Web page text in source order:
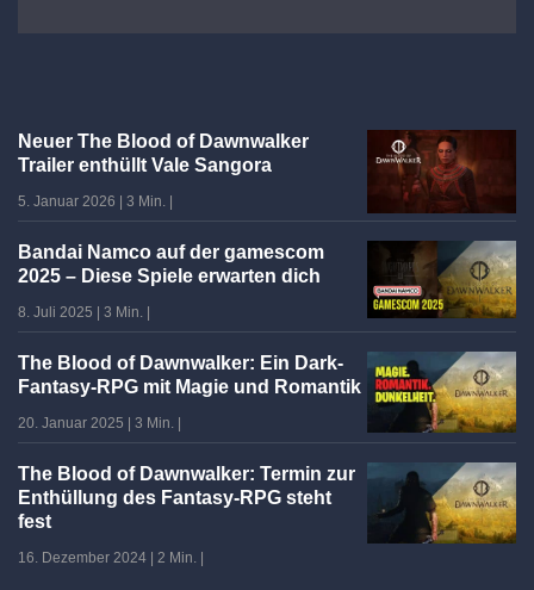
Neuer The Blood of Dawnwalker
Trailer enthüllt Vale Sangora
5. Januar 2026 | 3 Min. |
Bandai Namco auf der gamescom
2025 – Diese Spiele erwarten dich
8. Juli 2025 | 3 Min. |
The Blood of Dawnwalker: Ein Dark-
Fantasy-RPG mit Magie und Romantik
20. Januar 2025 | 3 Min. |
The Blood of Dawnwalker: Termin zur
Enthüllung des Fantasy-RPG steht
fest
16. Dezember 2024 | 2 Min. |